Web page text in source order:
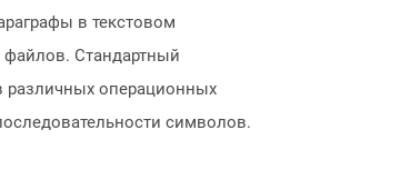
в текстовом
файлов. Стандартный
различных операционных
символов.